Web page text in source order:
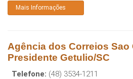
Mais Informações
Agência dos Correios Sao
Presidente Getulio/SC
Telefone: (48) 3534-1211